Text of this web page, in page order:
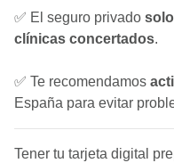
✅ El seguro privado
clínicas concertados.
✅ Te recomendamos
España para evitar
Tener tu tarjeta digital